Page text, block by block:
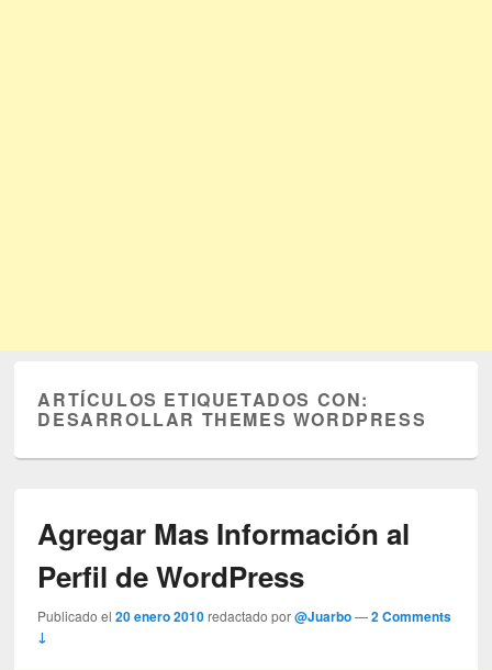
ARTÍCULOS ETIQUETADOS CON:
DESARROLLAR THEMES WORDPRESS
Agregar Mas Información al
Perfil de WordPress
Publicado el20 enero 2010 redactado por@Juarbo —2 Comments
↓